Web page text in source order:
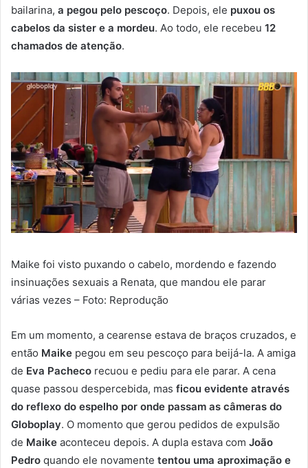
bailarina, a pegou pelo pescoço. Depois, ele puxou os
cabelos da sister e a mordeu. Ao todo, ele recebeu 12
chamados de atenção.
Maike foi visto puxando o cabelo, mordendo e fazendo
insinuações sexuais a Renata, que mandou ele parar
várias vezes – Foto: Reprodução
Em um momento, a cearense estava de braços cruzados, e
então Maike pegou em seu pescoço para beijá-la. A amiga
de Eva Pacheco recuou e pediu para ele parar. A cena
quase passou despercebida, mas ficou evidente através
do reflexo do espelho por onde passam as câmeras do
Globoplay. O momento que gerou pedidos de expulsão
de Maike aconteceu depois. A dupla estava com João
Pedro quando ele novamente tentou uma aproximação e